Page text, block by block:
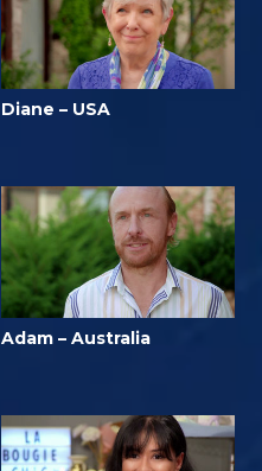
Diane – USA
Adam – Australia